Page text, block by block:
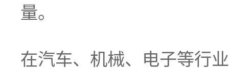
量。
在汽车、机械、电子等行